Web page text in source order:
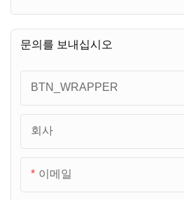
균형 스케일
바닥 스케일
욕실 규모
문의를 보내십시오
BTN_WRAPPER
회사
이메일